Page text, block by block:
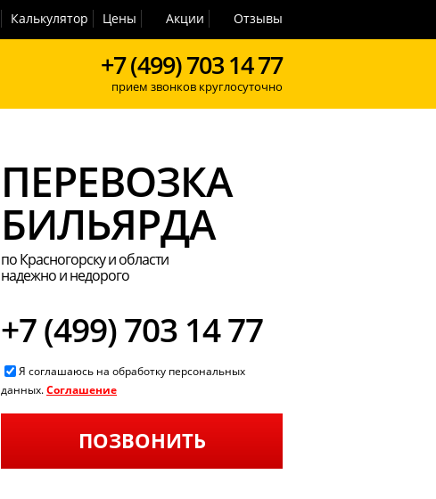
Калькулятор Цены Акции Отзывы
+7 (499) 703 14 77
прием звонков круглосуточно
ПЕРЕВОЗКА
БИЛЬЯРДА
по Красногорску и области
надежно и недорого
+7 (499) 703 14 77
Я соглашаюсь на обработку персональных
данных.Соглашение
ПОЗВОНИТЬ